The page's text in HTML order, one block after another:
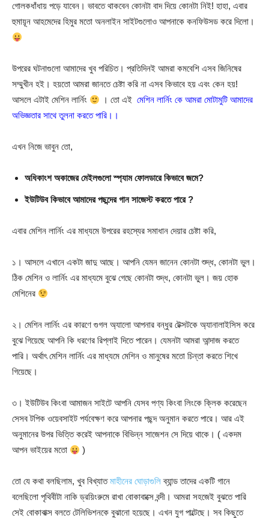
গোলকধাঁধায় পড়ে যাবেন। ভাবতে থাকবেন কোনটা বাদ দিয়ে কোনটা নিই! হাহা, এবার
হুমায়ূন আহমেদের হিমুর মতো অনলাইন সাইটগুলোও আপনাকে কনফিউসড করে দিলো।
উপরের ঘটনাগুলো আমাদের খুব পরিচিত। প্রতিদিনই আমরা কমবেশি এসব জিনিষের
সম্মুখীন হই। হয়তো আমরা জানতে চেষ্টা করি না এসব কিভাবে হয় এবং কেন হয়!
আসলে এটাই মেশিন লার্নিং
। তো এইমেশিন লার্নিং কে আমরা মোটামুটি আমাদের
অভিজ্ঞতার সাথে তুলনা করতে পারি।।
এখন নিজে ভাবুন তো,
অধিকাংশ অকাজের মেইলগুলো স্প্যাম ফোলডারে কিভাবে জমে?
ইউটিউব কিভাবে আমাদের পছন্দের গান সাজেস্ট করতে পারে ?
এবার মেশিন লার্নিং এর মাধ্যমে উপরের রহস্যের সমাধান দেয়ার চেষ্টা করি,
১। আসলে এখানে একটা জাদু আছে। আপনি যেমন জানেন কোনটা শুদ্ধ, কোনটা ভুল।
ঠিক মেশিন ও লার্নিং এর মাধ্যমে বুঝে গেছে কোনটা শুদ্ধ, কোনটা ভুল। জয় হোক
মেশিনের
২। মেশিন লার্নিং এর কারণে গুগল অ্যালো আপনার বন্ধুর টেক্সটকে অ্যানালাইসিস করে
বুঝে গিয়েছে আপনি কি ধরণের রিপ্লাই দিতে পারেন। যেমনটা আমরা আন্দাজ করতে
পারি। অর্থাৎ মেশিন লার্নিং এর মাধ্যমে মেশিন ও মানুষের মতো চিন্তা করতে শিখে
গিয়েছে।
৩। ইউটিউব কিংবা আমাজন সাইটে আপনি যেসব পণ্য কিংবা লিংকে ক্লিক করেছেন
সেসব টপিক ওয়েবসাইট পর্যবেক্ষণ করে আপনার পছন্দ অনুমান করতে পারে। আর এই
অনুমানের উপর ভিত্তি করেই আপনাকে বিভিন্ন সাজেশন সে দিয়ে থাকে। ( একদম
আপন ভাইয়ের মতো
)
তো যে কথা বলছিলাম, খুব বিখ্যাতমাহীনের ঘোড়াগুলিব্যান্ড তাদের একটি গানে
বলেছিলো পৃথিবীটা নাকি ড্রয়িংরুমে রাখা বোকাবাক্সে বন্দী। আমরা সহজেই বুঝতে পারি
সেই বোকাবাক্স বলতে টেলিভিশনকে বুঝানো হয়েছে। এখন যুগ পাল্টেছে। সব কিছুতে